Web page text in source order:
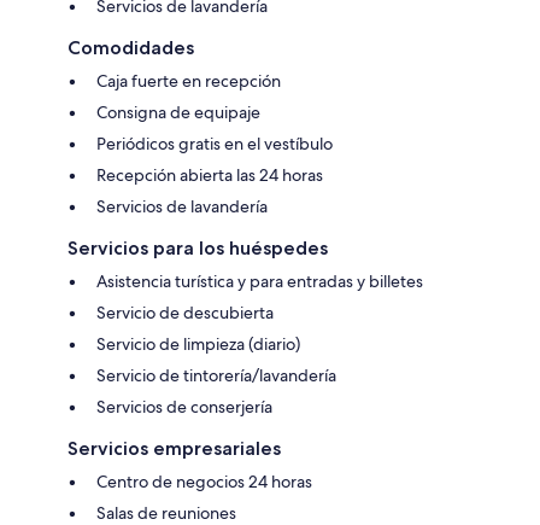
Servicios de lavandería
Comodidades
Caja fuerte en recepción
Consigna de equipaje
Periódicos gratis en el vestíbulo
Recepción abierta las 24 horas
Servicios de lavandería
Servicios para los huéspedes
Asistencia turística y para entradas y billetes
Servicio de descubierta
Servicio de limpieza (diario)
Servicio de tintorería/lavandería
Servicios de conserjería
Servicios empresariales
Centro de negocios 24 horas
Salas de reuniones